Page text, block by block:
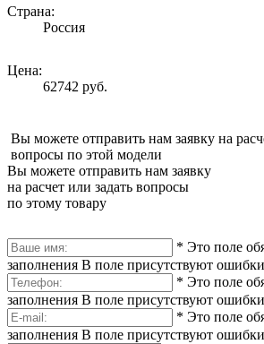
Страна:
Россия
Цена:
62742 руб.
Вы можете отправить нам заявку на
вопросы по этой модели
Вы можете отправить нам заявку
на расчет или задать вопросы
по этому товару
* Это поле
заполнения В поле присутствуют ошибки
* Это поле
заполнения В поле присутствуют ошибки
* Это поле
заполнения В поле присутствуют ошибки